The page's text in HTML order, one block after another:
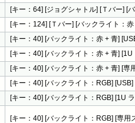
[キー：64] [ジョグシャトル] [Ｔバー] [
[キー：124] [Ｔバー] [バックライト：
[キー：40] [バックライト：赤 + 青]
[キー：40] [バックライト：赤 + 青]
[キー：40] [バックライト：赤 + 青] [専
[キー：40] [バックライト：RGB] [USB]
[キー：40] [バックライト：RGB] [1U
[キー：40] [バックライト：RGB] [専用